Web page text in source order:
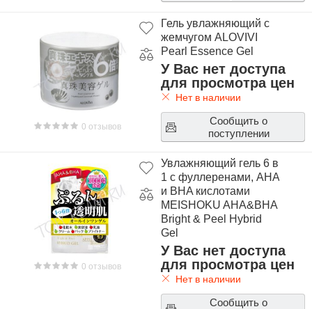
0 отзывов
Гель увлажняющий с
жемчугом ALOVIVI
Pearl Essence Gel
У Вас нет доступа
для просмотра цен
Нет в наличии
Сообщить о
поступлении
0 отзывов
Увлажняющий гель 6 в
1 с фуллеренами, AHA
и BHA кислотами
MEISHOKU AHA&BHA
Bright & Peel Hybrid
Gel
У Вас нет доступа
для просмотра цен
Нет в наличии
Сообщить о